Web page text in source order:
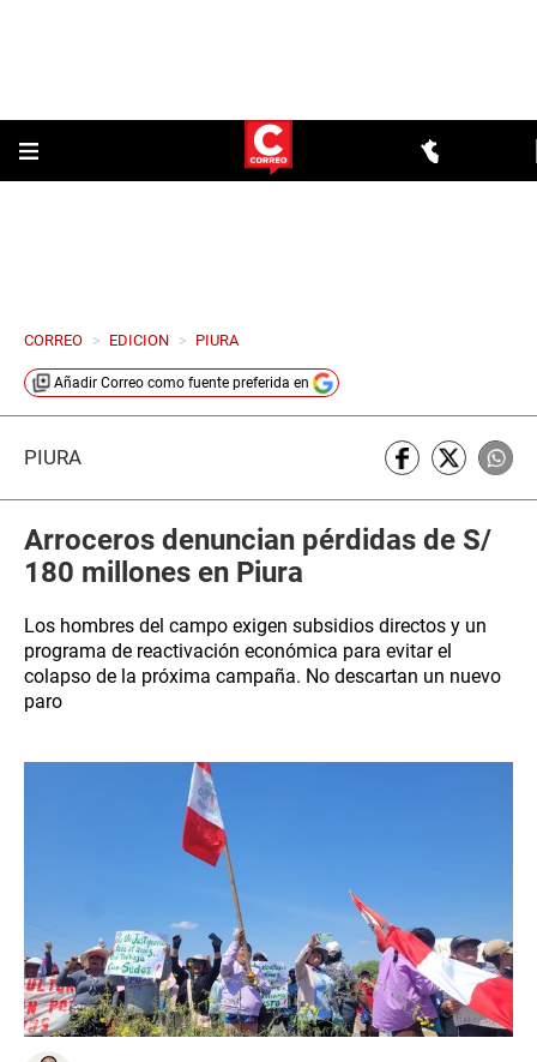
CORREO > EDICION > PIURA
Añadir Correo como fuente preferida en
PIURA
Arroceros denuncian pérdidas de S/
180 millones en Piura
Los hombres del campo exigen subsidios directos y un
programa de reactivación económica para evitar el
colapso de la próxima campaña. No descartan un nuevo
paro